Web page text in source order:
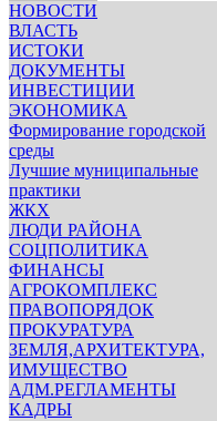
НОВОСТИ
ВЛАСТЬ
ИСТОКИ
ДОКУМЕНТЫ
ИНВЕСТИЦИИ
ЭКОНОМИКА
Формирование городской
среды
Лучшие муниципальные
практики
ЖКХ
ЛЮДИ РАЙОНА
СОЦПОЛИТИКА
ФИНАНСЫ
АГРОКОМПЛЕКС
ПРАВОПОРЯДОК
ПРОКУРАТУРА
ЗЕМЛЯ,АРХИТЕКТУРА,
ИМУЩЕСТВО
АДМ.РЕГЛАМЕНТЫ
КАДРЫ